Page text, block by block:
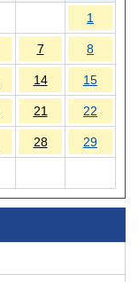
1
7 8
14 15
21 22
28 29